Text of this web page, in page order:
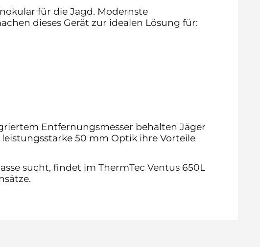
für die Jagd. Modernste
dieses Gerät zur idealen Lösung für:
Entfernungsmesser behalten Jäger
50 mm Optik ihre Vorteile
sucht, findet im ThermTec Ventus 650L